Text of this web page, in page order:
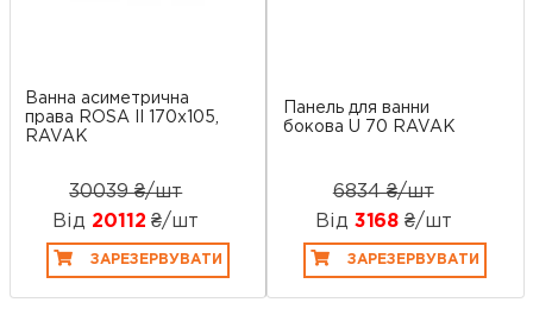
Ванна асиметрична
права ROSA II 170x105,
RAVAK
30039 ₴/шт
Від 20112₴/шт
ЗАРЕЗЕРВУВАТИ
Панель для ванни
бокова U 70 RAVAK
6834 ₴/шт
Від 3168 ₴/шт
ЗАРЕЗЕРВУВАТИ